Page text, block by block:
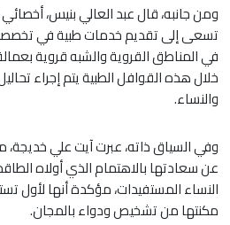
ومن جانبه، قال عبد العالي بنيس،
تسعى إلى تقديم خدمات طبية في
في المناطق القروية والشبه قروية
خلال هذه القوافل الطبية يتم إجراء
والنساء.
وفي السياق ذاته، عبرت آيت علي خديجة،
عن سعادتها بالاهتمام الذي أولاه
النساء المستفيدات، مؤكدة أنها لأول
مكنتها من تشخيص ودواء بالمجان.